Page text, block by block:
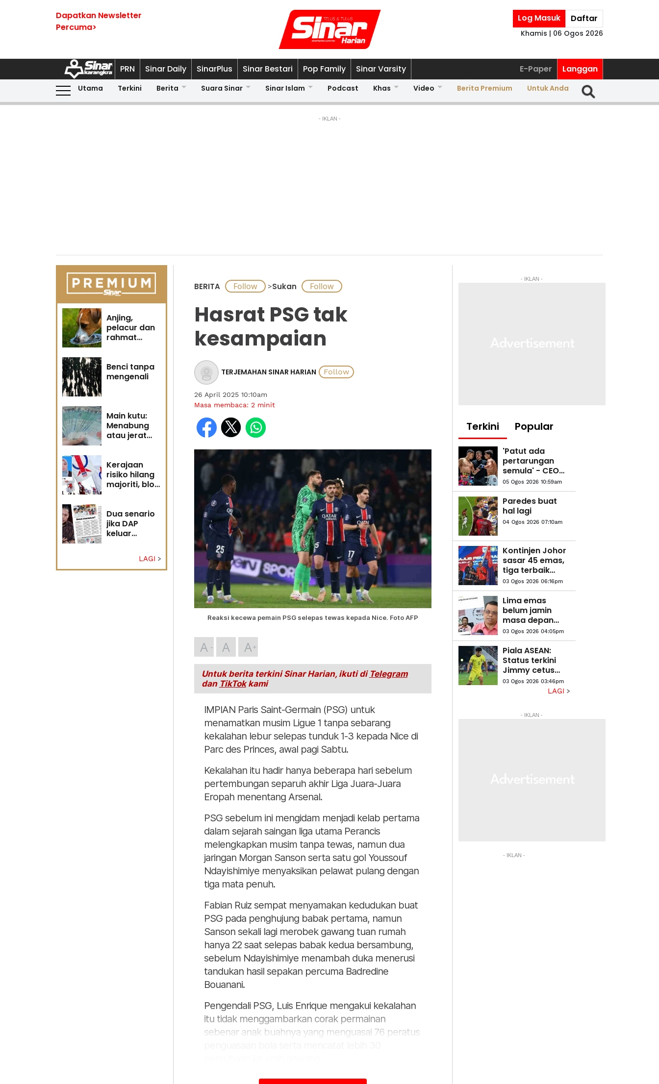
Dapatkan Newsletter
Percuma>
Log Masuk Daftar
Khamis | 06 Ogos 2026
PRN Sinar Daily SinarPlus Sinar Bestari Pop Family Sinar Varsity E-Paper Langgan
Utama Terkini Berita Suara Sinar Sinar Islam Podcast Khas Video Berita Premium Untuk Anda
- IKLAN -
Anjing,
pelacur dan
rahmat
Benci tanpa
mengenali
Main kutu:
Menabung
atau jerat
Kerajaan
risiko hilang
majoriti, blok
semula
Dua senario
jika DAP
keluar
LAGI
BERITA >Sukan
Hasrat PSG tak
kesampaian
TERJEMAHAN SINAR HARIAN
26 April 2025 10:10am
Masa membaca: 2 minit
Reaksi kecewa pemain PSG selepas tewas kepada Nice. Foto AFP
A A A
Untuk berita terkini Sinar Harian, ikuti di Telegram
dan TikTokkami
IMPIAN Paris Saint-Germain (PSG) untuk
menamatkan musim Ligue 1 tanpa sebarang
kekalahan lebur selepas tunduk 1-3 kepada Nice di
Parc des Princes, awal pagi Sabtu.
Kekalahan itu hadir hanya beberapa hari sebelum
pertembungan separuh akhir Liga Juara-Juara
Eropah menentang Arsenal.
PSG sebelum ini mengidam menjadi kelab pertama
dalam sejarah saingan liga utama Perancis
melengkapkan musim tanpa tewas, namun dua
jaringan Morgan Sanson serta satu gol Youssouf
Ndayishimiye menyaksikan pelawat pulang dengan
tiga mata penuh.
Fabian Ruiz sempat menyamakan kedudukan buat
PSG pada penghujung babak pertama, namun
Sanson sekali lagi merobek gawang tuan rumah
hanya 22 saat selepas babak kedua bersambung,
sebelum Ndayishimiye menambah duka menerusi
tandukan hasil sepakan percuma Badredine
Bouanani.
Pengendali PSG, Luis Enrique mengakui kekalahan
itu tidak menggambarkan corak permainan
sebenar anak buahnya yang menguasai 76 peratus
“Bagi saya, keputusan ini tidak adil. Tetapi itulah bola
- IKLAN -
Terkini Popular
'Patut ada
pertarungan
semula' - CEO
ONE
Championship
05 Ogos 2026 10:59am
Paredes buat
hal lagi
04 Ogos 2026 07:10am
Kontinjen Johor
sasar 45 emas,
tiga terbaik
SUKMA Selangor
03 Ogos 2026 06:16pm
Lima emas
belum jamin
masa depan
angkat berat
03 Ogos 2026 04:05pm
Piala ASEAN:
Status terkini
Jimmy cetus
tanda tanya
03 Ogos 2026 03:46pm
LAGI
- IKLAN -
- IKLAN -